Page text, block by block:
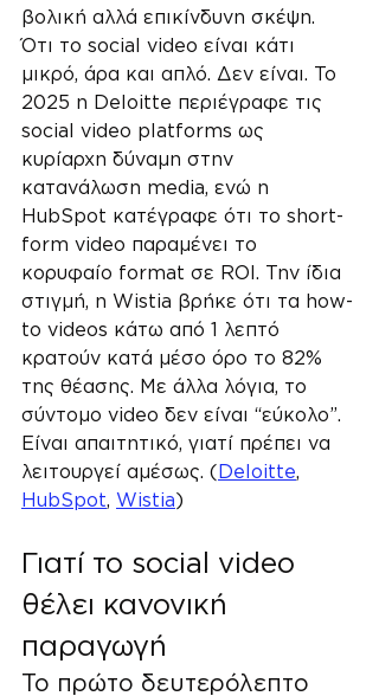
βολική αλλά επικίνδυνη σκέψη.
Ότι το social video είναι κάτι
μικρό, άρα και απλό. Δεν είναι. Το
2025 η Deloitte περιέγραφε τις
social video platforms ως
κυρίαρχη δύναμη στην
κατανάλωση media, ενώ η
HubSpot κατέγραφε ότι το short-
form video παραμένει το
κορυφαίο format σε ROI. Την ίδια
στιγμή, η Wistia βρήκε ότι τα how-
to videos κάτω από 1 λεπτό
κρατούν κατά μέσο όρο το 82%
της θέασης. Με άλλα λόγια, το
σύντομο video δεν είναι “εύκολο”.
Είναι απαιτητικό, γιατί πρέπει να
λειτουργεί αμέσως. (Deloitte,
HubSpot, Wistia)
Γιατί το social video
θέλει κανονική
παραγωγή
Το πρώτο δευτερόλεπτο